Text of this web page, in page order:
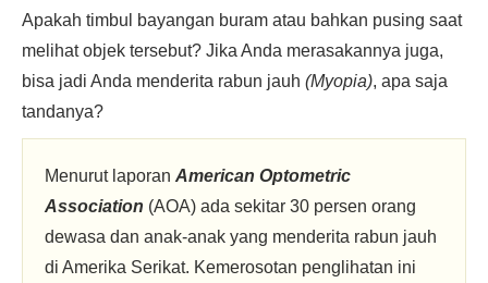
Apakah timbul bayangan buram atau bahkan pusing saat
melihat objek tersebut? Jika Anda merasakannya juga,
bisa jadi Anda menderita rabun jauh (Myopia), apa saja
tandanya?
Menurut laporan American Optometric
Association (AOA) ada sekitar 30 persen orang
dewasa dan anak-anak yang menderita rabun jauh
di Amerika Serikat. Kemerosotan penglihatan ini